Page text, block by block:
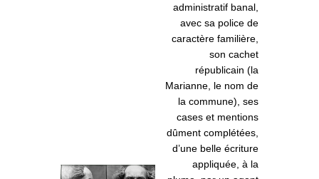
administratif banal,
avec sa police de
caractère familière,
son cachet
républicain (la
Marianne, le nom de
la commune), ses
cases et mentions
dûment complétées,
d’une belle écriture
appliquée, à la